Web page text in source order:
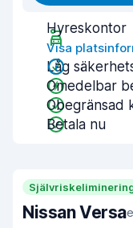
Hyreskontor
Visa
Låg
Omedelbar
Obegränsad
Betala nu
Nissan Versa